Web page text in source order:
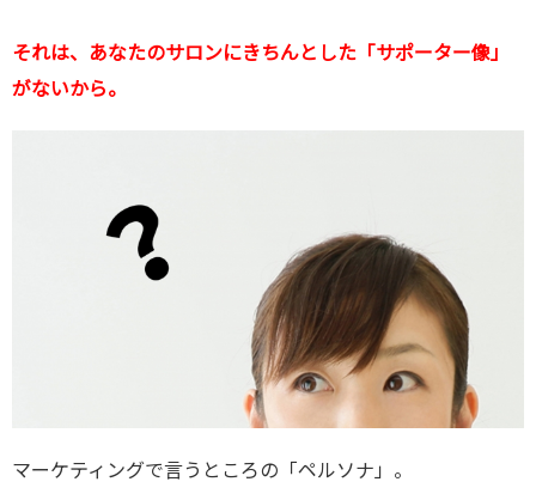
それは、あなたのサロンにきちんとした「サポーター像」
がないから。
マーケティングで言うところの「ペルソナ」。